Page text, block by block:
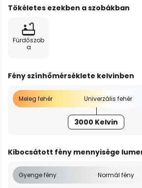
Tökéletes ezekben a szobákban
Fürdőszob
a
Fény színhőmérséklete kelvinben
Meleg fehér Univerzális fehér
3000 Kelvin
Kibocsátott fény mennyisége
Gyenge fény Normál fény